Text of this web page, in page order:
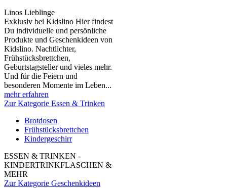
Linos Lieblinge
Exklusiv bei Kidslino Hier findest
Du individuelle und persönliche
Produkte und Geschenkideen von
Kidslino. Nachtlichter,
Frühstücksbrettchen,
Geburtstagsteller und vieles mehr.
Und für die Feiern und
besonderen Momente im Leben...
mehr erfahren
Zur Kategorie Essen & Trinken
Brotdosen
Frühstücksbrettchen
Kindergeschirr
ESSEN & TRINKEN -
KINDERTRINKFLASCHEN &
MEHR
Zur Kategorie Geschenkideen